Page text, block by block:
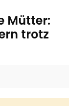
Mütter:
trotz